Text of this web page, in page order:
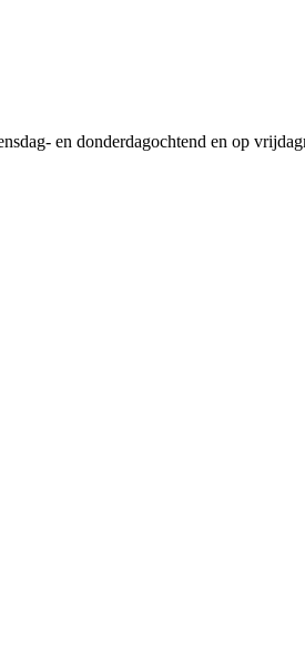
en donderdagochtend en op